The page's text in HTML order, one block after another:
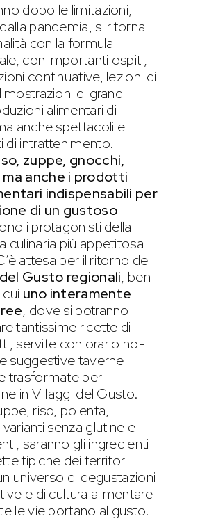
dopo le limitazioni,
pandemia, si ritorna
con la formula
con importanti ospiti,
continuative, lezioni di
di grandi
alimentari di
anche spettacoli e
di intrattenimento.
zuppe, gnocchi,
anche i prodotti
indispensabili per
di un gustoso
i protagonisti della
culinaria più appetitosa
attesa per il ritorno dei
Gusto regionali, ben
uno interamente
, dove si potranno
tantissime ricette di
servite con orario no-
suggestive taverne
trasformate per
in Villaggi del Gusto.
riso, polenta,
senza glutine e
saranno gli ingredienti
tipiche dei territori
universo di degustazioni
e di cultura alimentare
le vie portano al gusto.